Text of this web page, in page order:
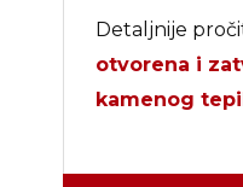
Detaljnije
otvorena i
kamenog